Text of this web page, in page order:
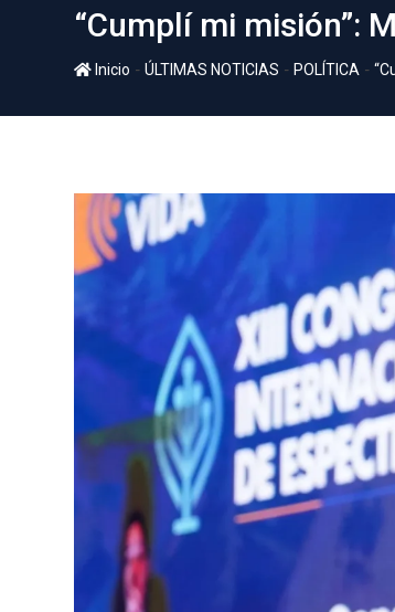
“Cumplí mi misión”:
Inicio - ÚLTIMAS NOTICIAS - POLÍTICA -